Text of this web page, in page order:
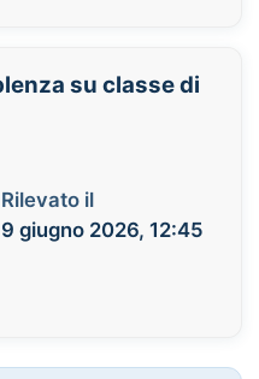
su classe di
Rilevato il
9 giugno 2026, 12:45